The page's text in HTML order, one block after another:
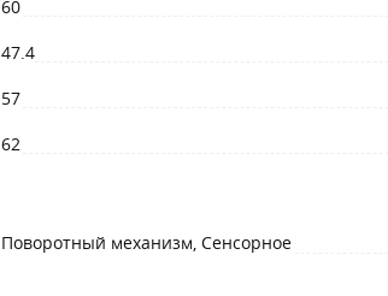
60
47.4
57
62
Поворотный механизм, Сенсорное